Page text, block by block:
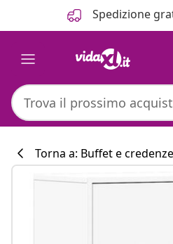
Spedizione
Torna a: Buffet e credenze